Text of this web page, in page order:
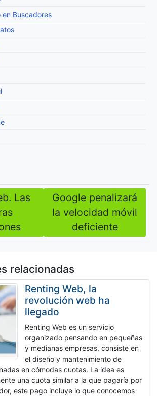
en Buscadores
Las
Google penalizará
la velocidad móvil
deficiente
relacionadas
Renting Web, la
revolución web ha
llegado
Renting Web es un servicio
organizado pensando en pequeñas
y medianas empresas, consiste en
el diseño y mantenimiento de
en cómodas cuotas. La idea es
una cuota similar a la que pagaría por
este pago incluye lo que conocemos